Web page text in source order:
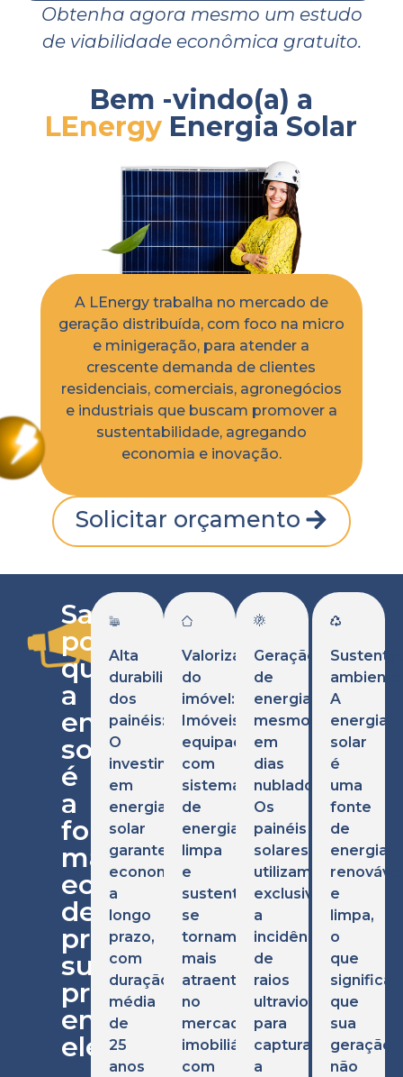
Obtenha agora mesmo um estudo
de viabilidade econômica gratuito.
Bem -vindo(a) a
LEnergy Energia Solar
A LEnergy trabalha no mercado de
geração distribuída, com foco na micro
e minigeração, para atender a
crescente demanda de clientes
residenciais, comerciais, agronegócios
e industriais que buscam promover a
sustentabilidade, agregando
economia e inovação.
Solicitar orçamento
Sabe
por
quê
a
energia
solar
é
a
forma
mais
econômica
de
produzir
sua
própria
energia
elétrica?
Alta
durabilidade
dos
painéis:
O
investimento
em
energia
solar
garante
economia
a
longo
prazo,
com
duração
média
de
25
anos
Valorização
do
imóvel:
Imóveis
equipados
com
sistemas
de
energia
limpa
e
sustentável
se
tornam
mais
atraentes
no
mercado
imobiliário,
com
Geração
de
energia
mesmo
em
dias
nublados:
Os
painéis
solares
utilizam
exclusivamente
a
incidência
de
raios
ultravioleta
para
capturar
a
A
energia
solar
é
uma
fonte
de
energia
e
limpa,
o
que
significa
que
sua
geração
não